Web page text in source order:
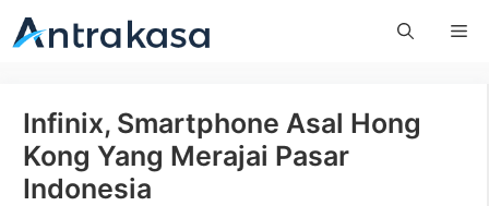
Langsung
ke
Infinix, Smartphone Asal Hong
Kong Yang Merajai Pasar
Indonesia